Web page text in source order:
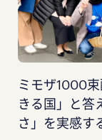
ミモザ1000
きる国」と答
さ」を実感す